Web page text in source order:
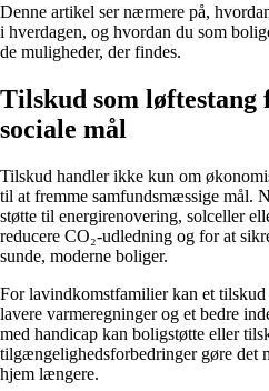
Denne artikel ser nærmere på,
i hverdagen, og hvordan du som
de muligheder, der findes.
Tilskud som løftestang
sociale mål
Tilskud handler ikke kun om
til at fremme samfundsmæssige mål.
støtte til energirenovering, solceller
reducere CO₂-udledning og for at
sunde, moderne boliger.
For lavindkomstfamilier kan et
lavere varmeregninger og et bedre
med handicap kan boligstøtte eller
tilgængelighedsforbedringer gøre det
hjem længere.